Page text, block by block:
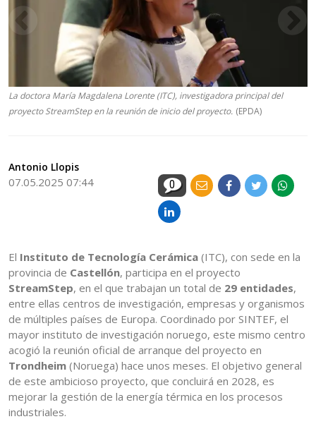
La doctora María Magdalena Lorente (ITC), investigadora principal del
proyecto StreamStep en la reunión de inicio del proyecto. (EPDA)
Antonio Llopis
07.05.2025 07:44 0
El Instituto de Tecnología Cerámica (ITC), con sede en la
provincia de Castellón, participa en el proyecto
StreamStep, en el que trabajan un total de 29 entidades,
entre ellas centros de investigación, empresas y organismos
de múltiples países de Europa. Coordinado por SINTEF, el
mayor instituto de investigación noruego, este mismo centro
acogió la reunión oficial de arranque del proyecto en
Trondheim (Noruega) hace unos meses. El objetivo general
de este ambicioso proyecto, que concluirá en 2028, es
mejorar la gestión de la energía térmica en los procesos
industriales.